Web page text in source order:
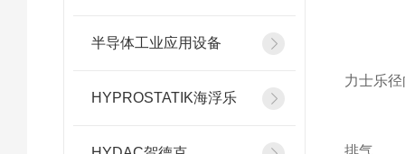
半导体工业应用设备
HYPROSTATIK海浮乐
力士乐
排气